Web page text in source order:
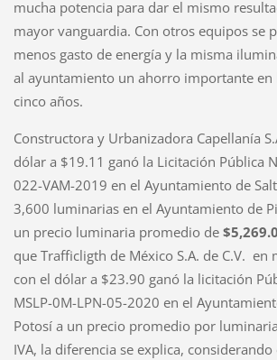
mucha potencia para dar el mismo
mayor vanguardia. Con otros equipos se
menos gasto de energía y la misma
al ayuntamiento un ahorro importante
cinco años.
Constructora y Urbanizadora Capellanía
dólar a $19.11 ganó la Licitación Pública
022-VAM-2019 en el Ayuntamiento de
3,600 luminarias en el Ayuntamiento de
un precio luminaria promedio de
que Trafficligth de México S.A. de C.V. en
con el dólar a $23.90 ganó la licitación
MSLP-0M-LPN-05-2020 en el
Potosí a un precio promedio por
IVA, la diferencia se explica, considerando